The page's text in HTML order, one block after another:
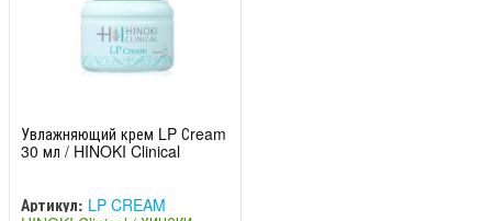
Увлажняющий крем LP Сream
30 мл / HINOKI Clinical
Артикул: LP CREAM